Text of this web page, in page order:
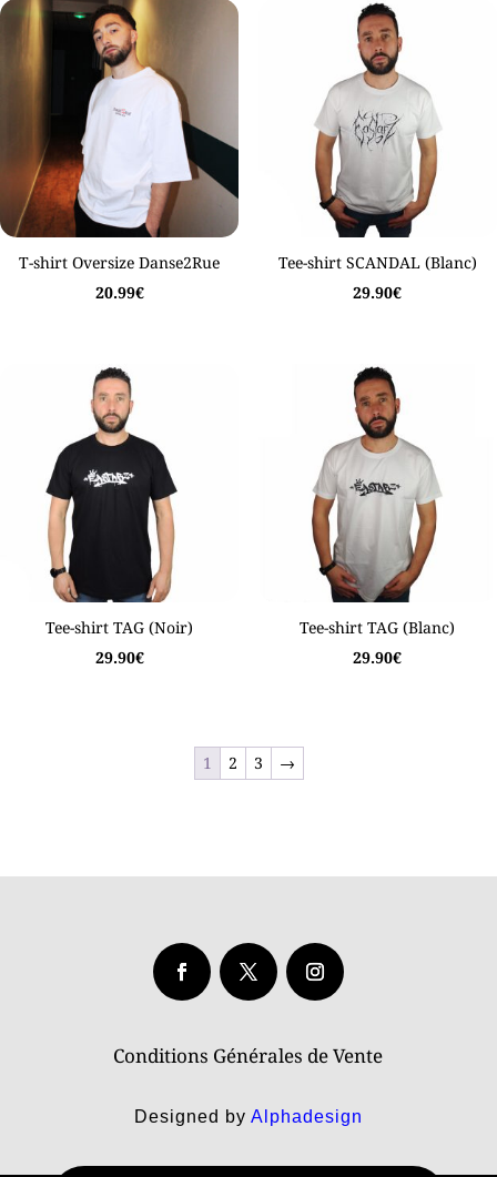
T-shirt Oversize Danse2Rue
20.99€
Tee-shirt SCANDAL (Blanc)
29.90€
Tee-shirt TAG (Noir)
29.90€
Tee-shirt TAG (Blanc)
29.90€
1 2 3 →
Conditions Générales de Vente
Designed by Alphadesign